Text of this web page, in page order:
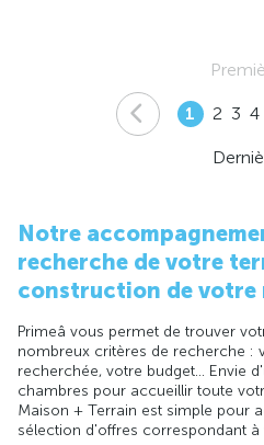
1 2 3 4
Notre
recherche de votre
construction de votre
Primeâ vous permet de trouver
nombreux critères de recherche :
recherchée, votre budget... Envie
chambres pour accueillir toute
Maison + Terrain est simple pour
sélection d'offres correspondant à